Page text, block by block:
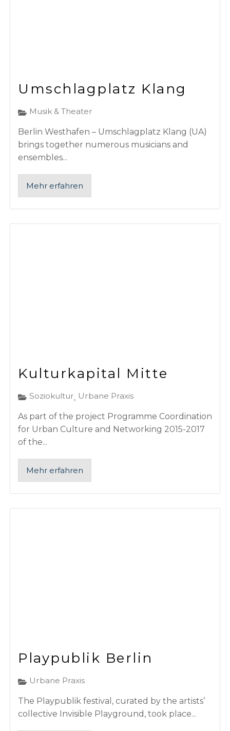
Umschlagplatz Klang
Musik & Theater
Berlin Westhafen – Umschlagplatz Klang (UA)
brings together numerous musicians and
ensembles...
Mehr erfahren
Kulturkapital Mitte
Soziokultur, Urbane Praxis
As part of the project Programme Coordination
for Urban Culture and Networking 2015-2017
of the...
Mehr erfahren
Playpublik Berlin
Urbane Praxis
The Playpublik festival, curated by the artists’
collective Invisible Playground, took place...